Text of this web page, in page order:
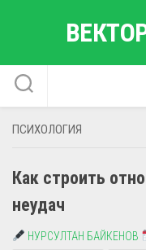
ПСИХОЛОГИЯ
Как строить
неудач
НУРСУЛТАН БАЙКЕНОВ